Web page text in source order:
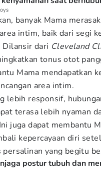
banyak Mama
intim, baik dari segi
Dilansir dari Cleveland
tonus otot
Mama mendapatkan
area intim.
lebih responsif,
terasa lebih nyaman
juga dapat membantu
kepercayaan diri
yang begitu
postur tubuh dan